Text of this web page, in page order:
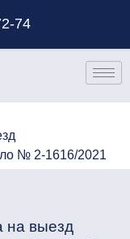
74
№ 2-1616/2021
на выезд